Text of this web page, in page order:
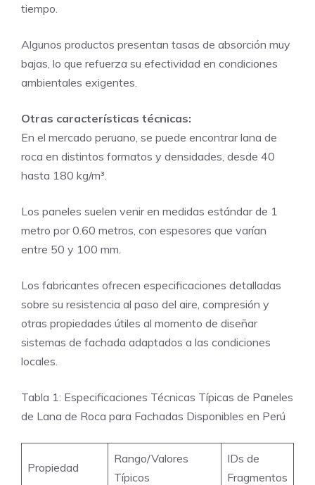
tiempo.
Algunos productos presentan tasas de absorción muy
bajas, lo que refuerza su efectividad en condiciones
ambientales exigentes.
Otras características técnicas:
En el mercado peruano, se puede encontrar lana de
roca en distintos formatos y densidades, desde 40
hasta 180 kg/m³.
Los paneles suelen venir en medidas estándar de 1
metro por 0.60 metros, con espesores que varían
entre 50 y 100 mm.
Los fabricantes ofrecen especificaciones detalladas
sobre su resistencia al paso del aire, compresión y
otras propiedades útiles al momento de diseñar
sistemas de fachada adaptados a las condiciones
locales.
Tabla 1: Especificaciones Técnicas Típicas de Paneles
de Lana de Roca para Fachadas Disponibles en Perú
Propiedad
Rango/Valores
Típicos
IDs de
Fragmentos